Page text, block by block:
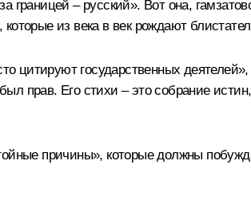
границей – русский». Вот она,
из века в век рождают
цитируют государственных
прав. Его стихи – это собрание
причины», которые должны